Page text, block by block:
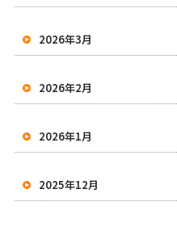
2026年3月
2026年2月
2026年1月
2025年12月